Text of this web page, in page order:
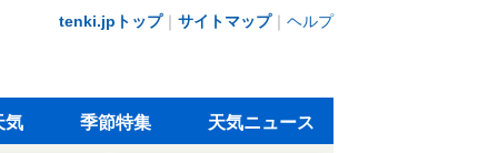
tenki.jpトップ｜ サイトマップ｜ ヘルプ
気 季節特集 天気ニュース